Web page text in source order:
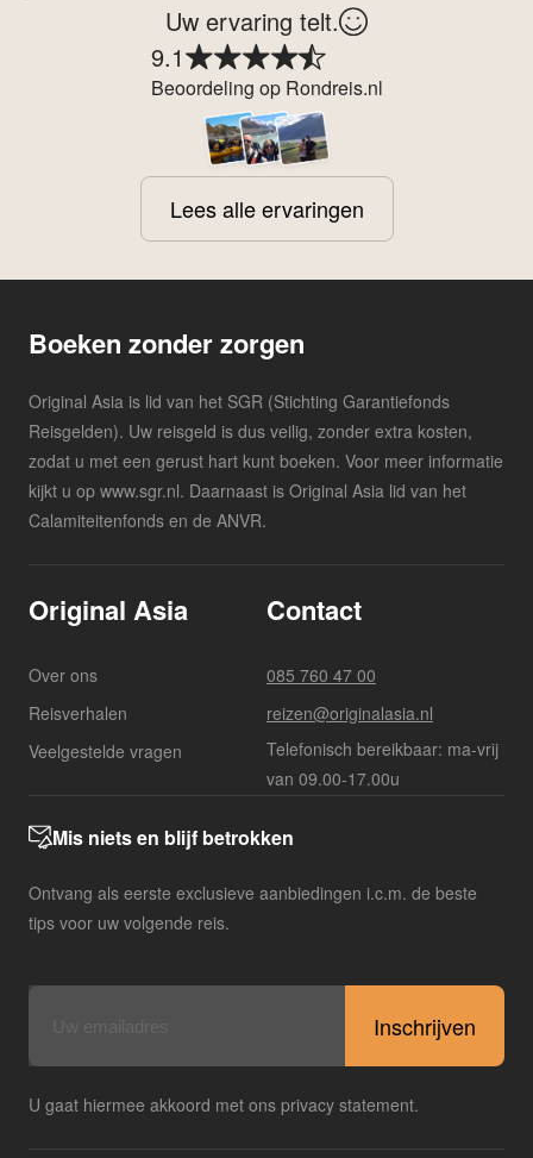
Uw ervaring telt.
9.1
Beoordeling op Rondreis.nl
Lees alle ervaringen
Boeken zonder zorgen
Original Asia is lid van het SGR (Stichting Garantiefonds
Reisgelden). Uw reisgeld is dus veilig, zonder extra kosten,
zodat u met een gerust hart kunt boeken. Voor meer informatie
kijkt u op www.sgr.nl. Daarnaast is Original Asia lid van het
Calamiteitenfonds en de ANVR.
Original Asia
Over ons
Reisverhalen
Veelgestelde vragen
Contact
085 760 47 00
reizen@originalasia.nl
Telefonisch bereikbaar: ma-vrij
van 09.00-17.00u
Mis niets en blijf betrokken
Ontvang als eerste exclusieve aanbiedingen i.c.m. de beste
tips voor uw volgende reis.
U gaat hiermee akkoord met ons privacy statement.